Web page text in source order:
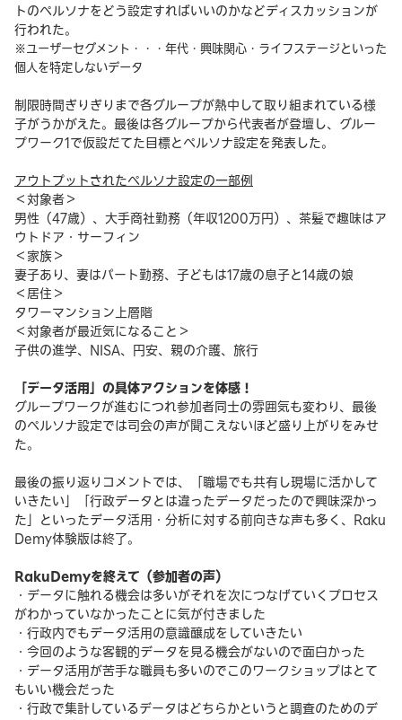
トのペルソナをどう設定すればいいのかなどディスカッションが
行われた。
※ユーザーセグメント・・・年代・興味関心・ライフステージといった
個人を特定しないデータ
制限時間ぎりぎりまで各グループが熱中して取り組まれている様
子がうかがえた。最後は各グループから代表者が登壇し、グルー
プワーク1で仮設だてた目標とペルソナ設定を発表した。
アウトプットされたペルソナ設定の一部例
＜対象者＞
男性（47歳）、大手商社勤務（年収1200万円）、茶髪で趣味はア
ウトドア・サーフィン
＜家族＞
妻子あり、妻はパート勤務、子どもは17歳の息子と14歳の娘
＜居住＞
タワーマンション上層階
＜対象者が最近気になること＞
子供の進学、NISA、円安、親の介護、旅行
「データ活用」の具体アクションを体感！
グループワークが進むにつれ参加者同士の雰囲気も変わり、最後
のペルソナ設定では司会の声が聞こえないほど盛り上がりをみせ
た。
最後の振り返りコメントでは、「職場でも共有し現場に活かして
いきたい」「行政データとは違ったデータだったので興味深かっ
た」といったデータ活用・分析に対する前向きな声も多く、Raku
Demy体験版は終了。
RakuDemyを終えて（参加者の声）
・データに触れる機会は多いがそれを次につなげていくプロセス
がわかっていなかったことに気が付きました
・行政内でもデータ活用の意識醸成をしていきたい
・今回のような客観的データを見る機会がないので面白かった
・データ活用が苦手な職員も多いのでこのワークショップはとて
もいい機会だった
・行政で集計しているデータはどちらかというと調査のためのデ